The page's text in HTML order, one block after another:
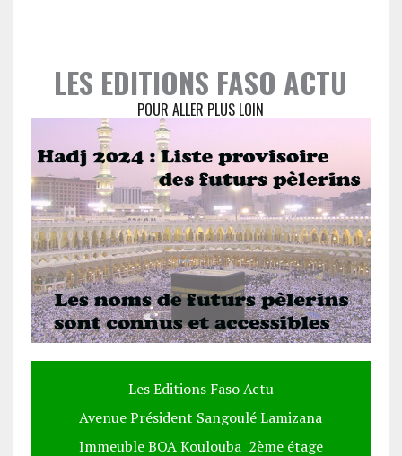
LES EDITIONS FASO ACTU
POUR ALLER PLUS LOIN
Les Editions Faso Actu
Avenue Président Sangoulé Lamizana
Immeuble BOA Koulouba 2ème étage